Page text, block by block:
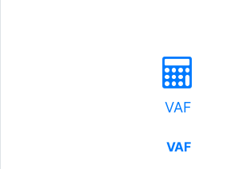
VAF
VAF